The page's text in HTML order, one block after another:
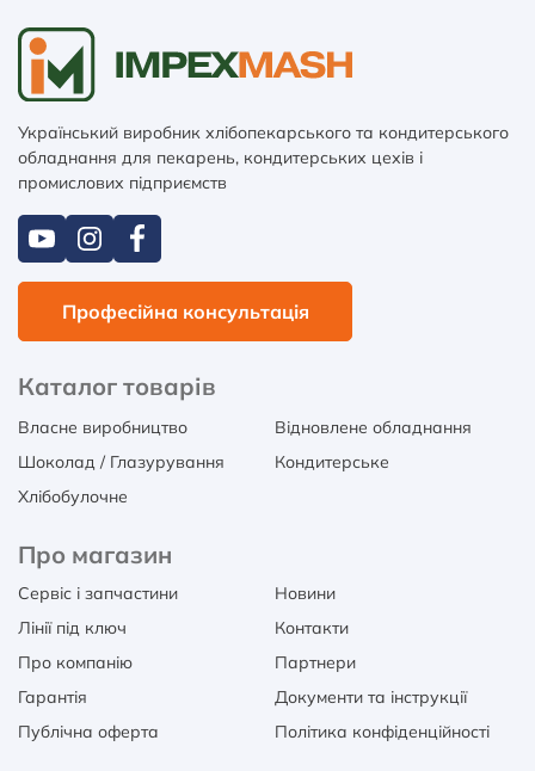
Український виробник хлібопекарського та кондитерського
обладнання для пекарень, кондитерських цехів і
промислових підприємств
Професійна консультація
Каталог товарів
Власне виробництво
Відновлене обладнання
Шоколад / Глазурування
Кондитерське
Хлібобулочне
Про магазин
Сервіс і запчастини
Новини
Лінії під ключ
Контакти
Про компанію
Партнери
Гарантія
Документи та інструкції
Публічна оферта
Політика конфіденційності